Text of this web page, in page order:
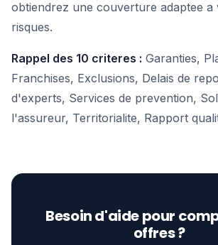
obtiendrez une couverture adaptee a
risques.
Rappel des 10 criteres : Garanties,
Franchises, Exclusions, Delais de
d'experts, Services de prevention,
l'assureur, Territorialite, Rapport
Besoin d'aide pour
offres ?